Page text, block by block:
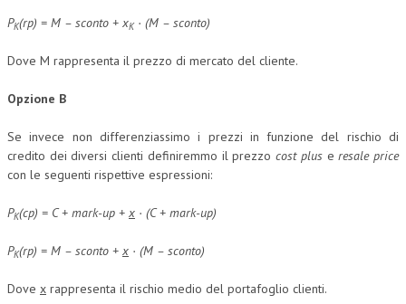
PK(rp) = M – sconto + xK· (M – sconto)
Dove M rappresenta il prezzo di mercato del cliente.
Opzione B
Se invece non differenziassimo i prezzi in funzione del rischio di
credito dei diversi clienti definiremmo il prezzocost pluseresale price
con le seguenti rispettive espressioni:
PK(cp) = C + mark-up + x · (C + mark-up)
PK(rp) = M – sconto + x · (M – sconto)
Dove x rappresenta il rischio medio del portafoglio clienti.